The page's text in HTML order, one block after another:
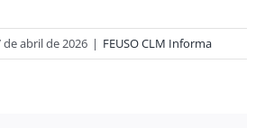
de abril de 2026 | FEUSO CLM Informa